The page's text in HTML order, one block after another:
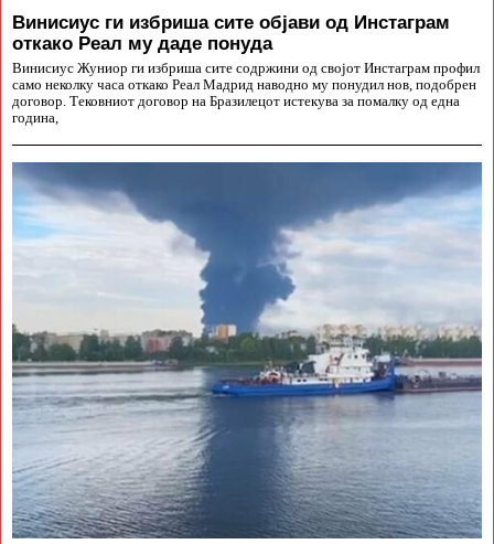
Винисиус ги избриша сите објави од Инстаграм
откако Реал му даде понуда
Винисиус Жуниор ги избриша сите содржини од својот Инстаграм профил
само неколку часа откако Реал Мадрид наводно му понудил нов, подобрен
договор. Тековниот договор на Бразилецот истекува за помалку од една
година,